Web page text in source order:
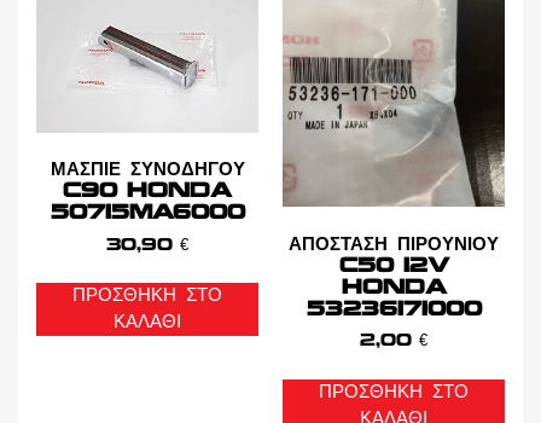
ΜΑΣΠΙΕ ΣΥΝΟΔΗΓΟΥ
C90 HONDA
50715MA6000
30,90 €
ΠΡΟΣΘΉΚΗ ΣΤΟ
ΚΑΛΆΘΙ
ΑΠΟΣΤΑΣΗ ΠΙΡΟΥΝΙΟΥ
C50 12V
HONDA
53236171000
2,00 €
ΠΡΟΣΘΉΚΗ ΣΤΟ
ΚΑΛΆΘΙ